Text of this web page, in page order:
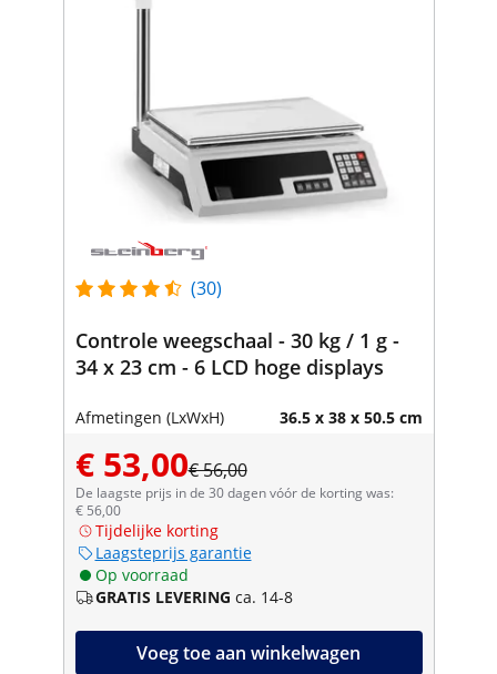
(30)
Controle weegschaal - 30 kg / 1 g -
34 x 23 cm - 6 LCD hoge displays
Afmetingen (LxWxH) 36.5 x 38 x 50.5 cm
€ 53,00€ 56,00
De laagste prijs in de 30 dagen vóór de korting was:
€ 56,00
Tijdelijke korting
Laagsteprijs garantie
Op voorraad
GRATIS LEVERING ca. 14-8
Voeg toe aan winkelwagen